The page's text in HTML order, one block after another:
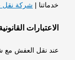
خدماتنا |شركة نقل
الاعتبارات
عند نقل العفش مع